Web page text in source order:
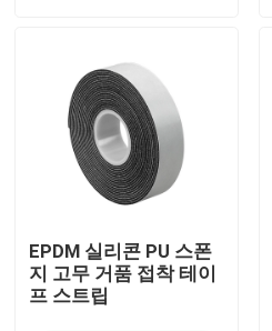
회사 소개
접촉
봅프 접착 테이프
EPDM 실리콘 PU 스폰
지 고무 거품 접착 테이
프 스트립